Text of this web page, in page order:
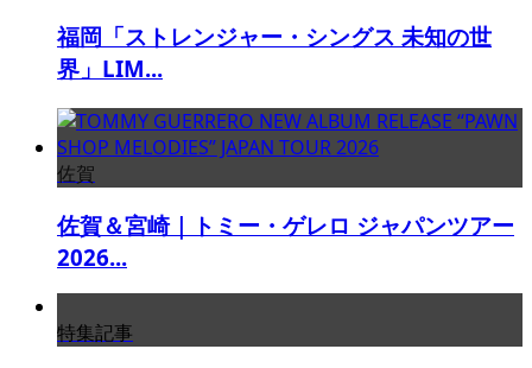
福岡「ストレンジャー・シングス 未知の世
界」LIM...
佐賀
佐賀＆宮崎｜トミー・ゲレロ ジャパンツアー
2026...
特集記事